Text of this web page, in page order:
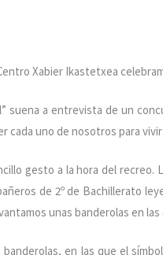
Xabier Ikastetxea
suena a entrevista de un
cada uno de nosotros para
gesto a la hora del
de 2º de Bachillerato
unas banderolas en
en las que el